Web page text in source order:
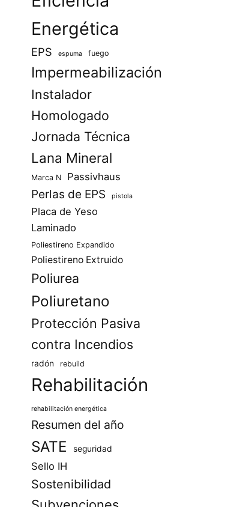
Energética
EPS espuma fuego
Impermeabilización
Instalador
Homologado
Jornada Técnica
Lana Mineral
Marca N Passivhaus
Perlas de EPS pistola
Placa de Yeso
Laminado
Poliestireno Expandido
Poliestireno Extruido
Poliurea
Poliuretano
Protección Pasiva
contra Incendios
radón rebuild
Rehabilitación
rehabilitación energética
Resumen del año
SATE seguridad
Sello IH
Sostenibilidad